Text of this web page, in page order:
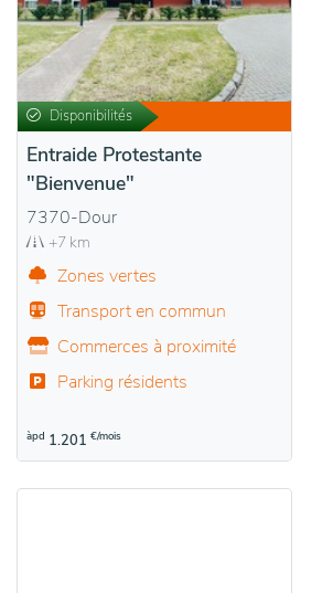
Disponibilités
Entraide Protestante
"Bienvenue"
7370-Dour
+7 km
Zones vertes
Transport en commun
Commerces à proximité
Parking résidents
àpd 1.201 €/mois